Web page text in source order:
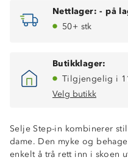
Nettlager: - på
50+ stk
Butikklager:
Tilgjengelig i
Velg butikk
Selje Step-in kombinerer
dame. Den myke og
enkelt å trå rett inn i skoen